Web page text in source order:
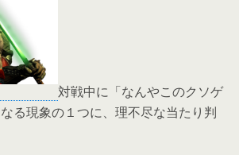
対戦中に「なんやこのクソゲ
る現象の１つに、理不尽な当たり判